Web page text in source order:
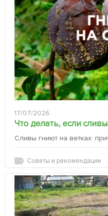
17/07/2026
Что делать, если
Сливы гниют на ветках:
Советы и рекомендации